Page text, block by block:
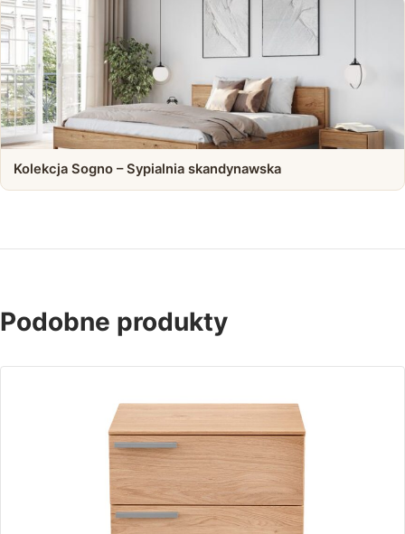
Kolekcja Sogno – Sypialnia skandynawska
Podobne produkty